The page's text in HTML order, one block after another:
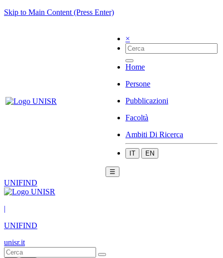
Skip to Main Content (Press Enter)
×
Home
Persone
Pubblicazioni
Facoltà
Ambiti Di Ricerca
IT EN
☰
UNIFIND
|
UNIFIND
unisr.it